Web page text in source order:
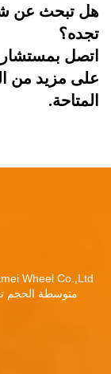
هل تبحث عن
تجده؟
اتصل
على مزيد من
المتاحة.
متوسطة الحجم